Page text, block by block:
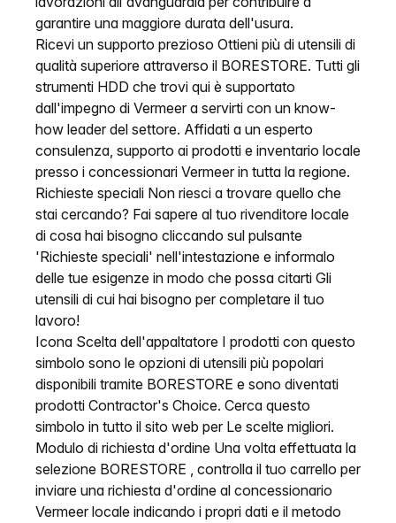
garantire una maggiore durata dell'usura.
Ricevi un supporto prezioso Ottieni più di utensili di
qualità superiore attraverso il BORESTORE. Tutti gli
strumenti HDD che trovi qui è supportato
dall'impegno di Vermeer a servirti con un know-
how leader del settore. Affidati a un esperto
consulenza, supporto ai prodotti e inventario locale
presso i concessionari Vermeer in tutta la regione.
Richieste speciali Non riesci a trovare quello che
stai cercando? Fai sapere al tuo rivenditore locale
di cosa hai bisogno cliccando sul pulsante
'Richieste speciali' nell'intestazione e informalo
delle tue esigenze in modo che possa citarti Gli
utensili di cui hai bisogno per completare il tuo
lavoro!
Icona Scelta dell'appaltatore I prodotti con questo
simbolo sono le opzioni di utensili più popolari
disponibili tramite BORESTORE e sono diventati
prodotti Contractor's Choice. Cerca questo
simbolo in tutto il sito web per Le scelte migliori.
Modulo di richiesta d'ordine Una volta effettuata la
selezione BORESTORE , controlla il tuo carrello per
inviare una richiesta d'ordine al concessionario
Vermeer locale indicando i propri dati e il metodo